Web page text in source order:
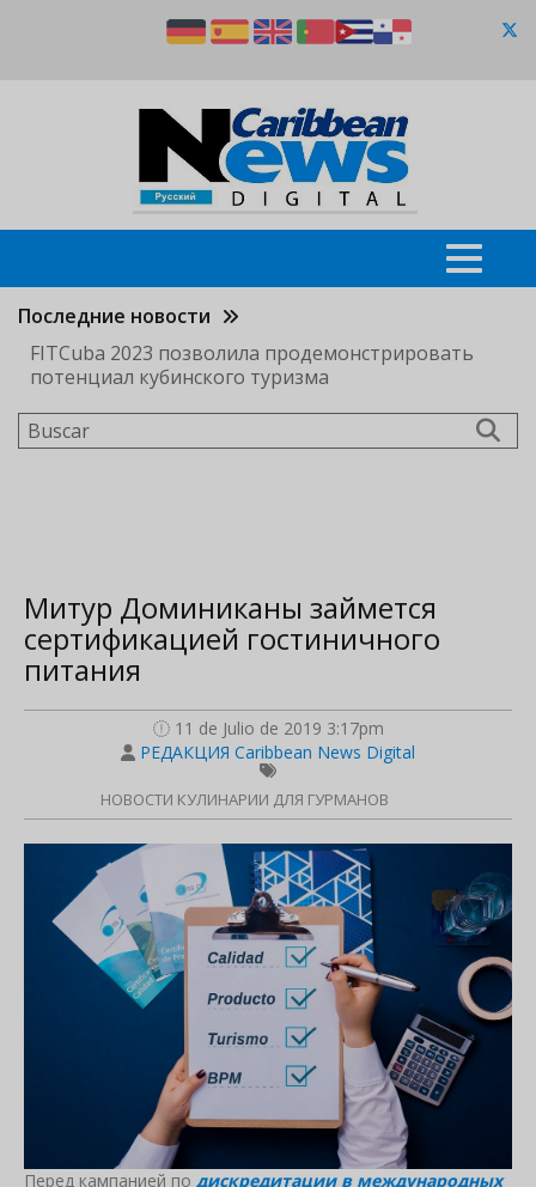
Последние новости
FITCuba 2023 позволила продемонстрировать
потенциал кубинского туризма
Buscar
Митур Доминиканы займется
сертификацией гостиничного
питания
11 de Julio de 2019 3:17pm
РЕДАКЦИЯ Caribbean News Digital
НОВОСТИ КУЛИНАРИИ ДЛЯ ГУРМАНОВ
Перед кампанией по дискредитации в международных